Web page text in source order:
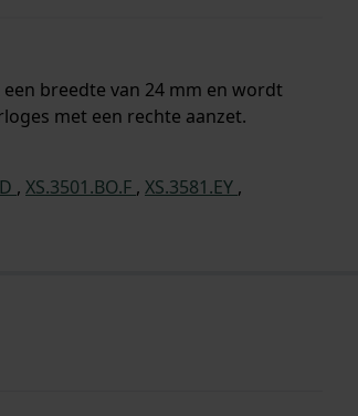
breedte van 24 mm en wordt
met een rechte aanzet.
, XS.3501.BO.F , XS.3581.EY ,